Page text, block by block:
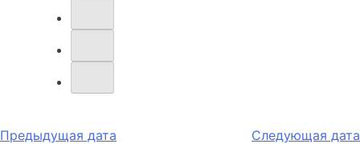
Навигация
Предыдущая дата Следующая дата